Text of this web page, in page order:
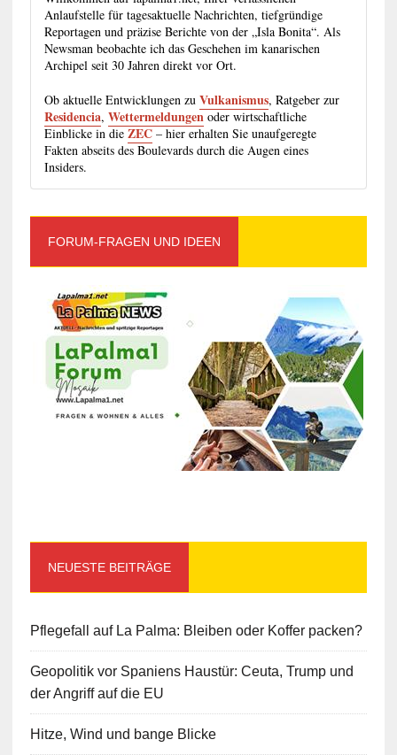
Anlaufstelle für tagesaktuelle Nachrichten, tiefgründige
Reportagen und präzise Berichte von der „Isla Bonita“. Als
Newsman beobachte ich das Geschehen im kanarischen
Archipel seit 30 Jahren direkt vor Ort.
Ob aktuelle Entwicklungen zu Vulkanismus, Ratgeber zur
Residencia, Wettermeldungenoder wirtschaftliche
Einblicke in die ZEC– hier erhalten Sie unaufgeregte
Fakten abseits des Boulevards durch die Augen eines
Insiders.
FORUM-FRAGEN UND IDEEN
NEUESTE BEITRÄGE
Pflegefall auf La Palma: Bleiben oder Koffer packen?
Geopolitik vor Spaniens Haustür: Ceuta, Trump und
der Angriff auf die EU
Hitze, Wind und bange Blicke